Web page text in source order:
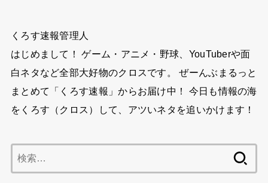
くろす速報管理人
はじめまして！ ゲーム・アニメ・野球、YouTuberや面
白ネタなど全部大好物のクロスです。 ぜーんぶまるっと
まとめて「くろす速報」からお届け中！ 今日も情報の海
をくろす（クロス）して、アツいネタを追いかけます！
索: